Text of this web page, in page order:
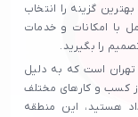
گزینه را انتخاب
با امکانات و خدمات
تهران است که به دلیل
کسب و کارهای مختلف
به دنبال باشگاه پینگ پنگ در ۱۵خرداد هستید، این منطقه